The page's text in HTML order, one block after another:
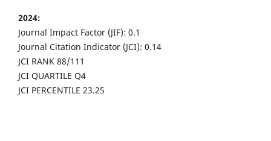
2024:
Journal Impact Factor (JIF): 0.1
Journal Citation Indicator (JCI): 0.14
JCI RANK 88/111
JCI QUARTILE Q4
JCI PERCENTILE 23.25